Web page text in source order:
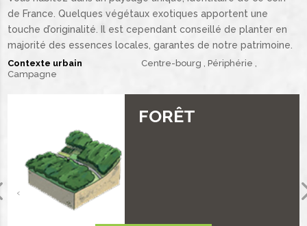
de France. Quelques végétaux exotiques apportent une
touche d’originalité. Il est cependant conseillé de planter en
majorité des essences locales, garantes de notre patrimoine.
Contexte urbain Centre-bourg
Périphérie
Campagne
PLAINE ET
‹